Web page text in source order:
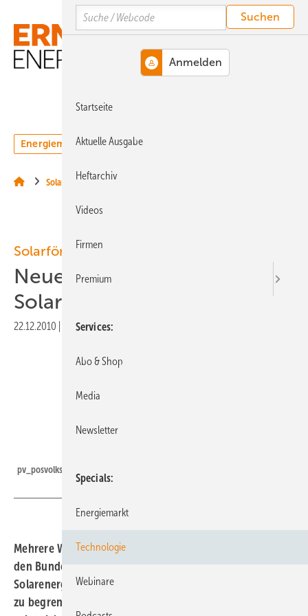
Hauptinhalt
Hauptmenü
SiteSearch
Energiemarkt Technologie
Solar
Solarförderung
Neue Debatte um
Solarförderung
22.12.2010 Druckvorschau
pv_posvolkswbilanz_111110
Mehrere Wissenschaftler haben sich in einem Appell an
den Bundestag gewandt, um die Förderung der
Solarenergie zu senken und den Ausbau der Photovoltaik
zu begrenzen. Die Solarbranche lehnt eine Deckelung ab,
Search
Startseite
Aktuelle Ausgabe
Heftarchiv
Videos
Firmen
Premium
Services
Abo & Shop
Media
Newsletter
Specials
Energiemarkt
Technologie
Webinare